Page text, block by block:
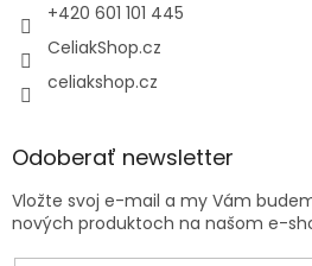
+420 601 101 445
CeliakShop.cz
celiakshop.cz
Odoberať newsletter
Vložte svoj e-mail a my Vám
nových produktoch na našom e-